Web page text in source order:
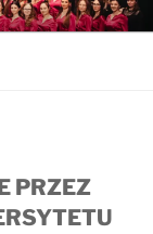
PRZEZ